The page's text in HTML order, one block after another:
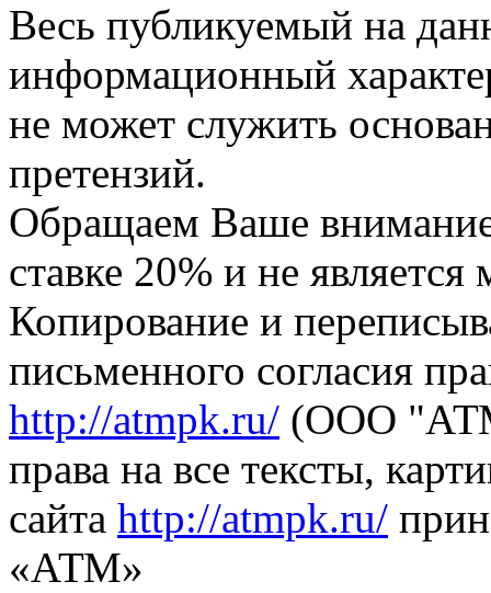
Весь публикуемый на
информационный
не может служить
претензий.
Обращаем Ваше
ставке 20% и не
Копирование и
письменного согласия
http://atmpk.ru/ (ООО
права на все тексты,
сайта http://atmpk.ru/
«АТМ»